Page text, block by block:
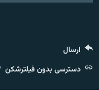
ارسال
دسترسی بدون فیلترشکن